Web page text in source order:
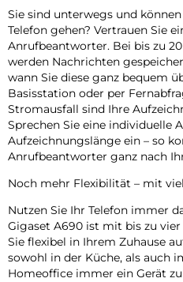
Sie sind unterwegs und
Telefon gehen? Vertrauen Sie
Anrufbeantworter. Bei bis zu
werden Nachrichten
wann Sie diese ganz bequem
Basisstation oder per
Stromausfall sind Ihre
Sprechen Sie eine individuelle
Aufzeichnungslänge ein – so
Anrufbeantworter ganz nach
Noch mehr Flexibilität – mit
Nutzen Sie Ihr Telefon immer
Gigaset A690 ist mit bis zu
Sie flexibel in Ihrem Zuhause
sowohl in der Küche, als auch
Homeoffice immer ein Gerät